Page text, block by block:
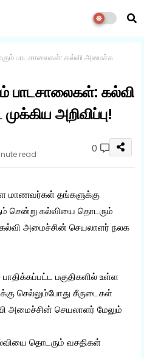
பாடசாலைகள்: கல்வி அமைச்சு
பாடசாலைகள்: கல்வி
அறிவிப்பு!
read 0
மாணவர்கள் தங்களுக்கு
சென்று கல்வியை தொடரும்
அமைச்சின் செயலாளர் நலக
பகுதிகளில் உள்ள
செல்லும்போது சீருடைகள்
அமைச்சின் செயலாளர் மேலும்
தொடரும் வசதிகள்